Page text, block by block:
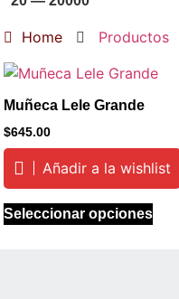
Home Productos
Muñeca Lele Grande
$645.00
Añadir a la wishlist
Seleccionar opciones